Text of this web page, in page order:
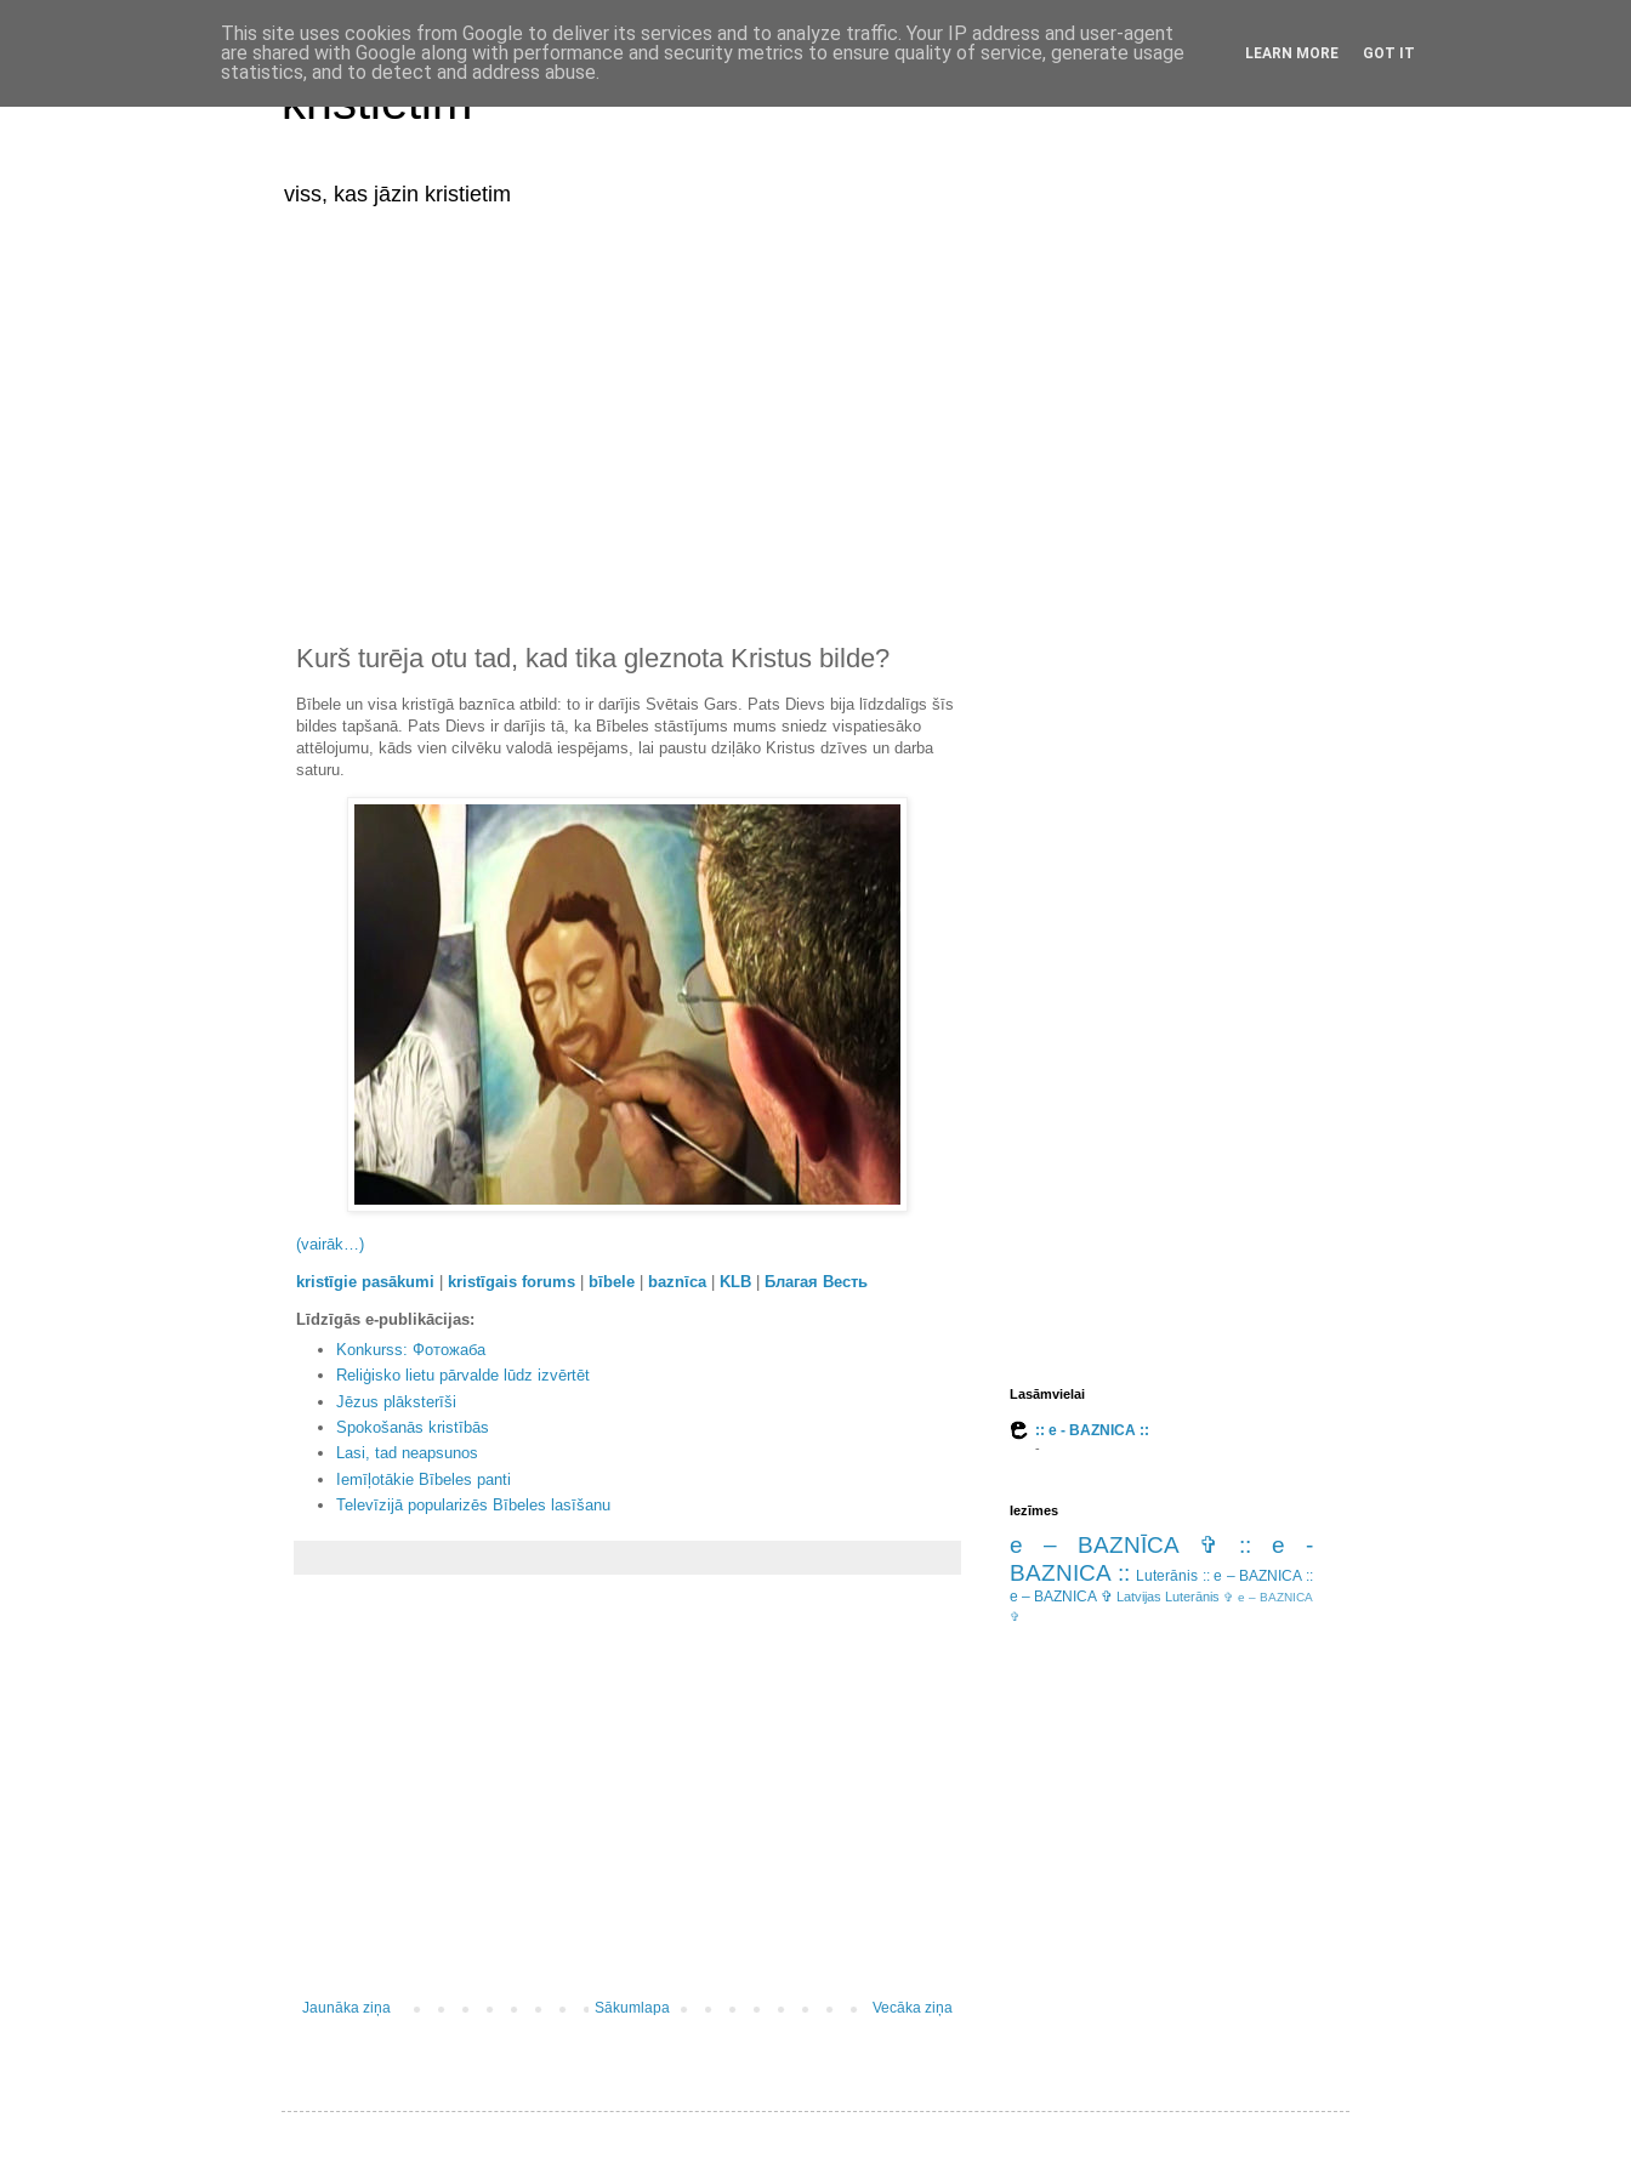
kristietim
viss, kas jāzin kristietim
Kurš turēja otu tad, kad tika gleznota Kristus bilde?
Bībele un visa kristīgā baznīca atbild: to ir darījis Svētais Gars. Pats Dievs bija līdzdalīgs šīs
bildes tapšanā. Pats Dievs ir darījis tā, ka Bībeles stāstījums mums sniedz vispatiesāko
attēlojumu, kāds vien cilvēku valodā iespējams, lai paustu dziļāko Kristus dzīves un darba
saturu.
(vairāk…)
kristīgie pasākumi kristīgais forums bībele baznīca| KLB Благая Весть
Līdzīgās e-publikācijas:
Konkurss: Фотожаба
Reliģisko lietu pārvalde lūdz izvērtēt
Jēzus plāksterīši
Spokošanās kristībās
Lasi, tad neapsunos
Iemīļotākie Bībeles panti
Televīzijā popularizēs Bībeles lasīšanu
Jaunāka ziņa Vecāka ziņa
Sākumlapa
Lasāmvielai
:: e - BAZNICA ::
-
Iezīmes
e – BAZNĪCA ✞
:: e -
BAZNICA :: Luterānis :: e – BAZNICA ::
e – BAZNICA ✞ Latvijas Luterānis ✞ e – BAZNICA
✞
This site uses cookies from Google to deliver its services and to analyze traffic. Your IP address and user-agent
are shared with Google along with performance and security metrics to ensure quality of service, generate usage
statistics, and to detect and address abuse.
LEARN MORE GOT IT